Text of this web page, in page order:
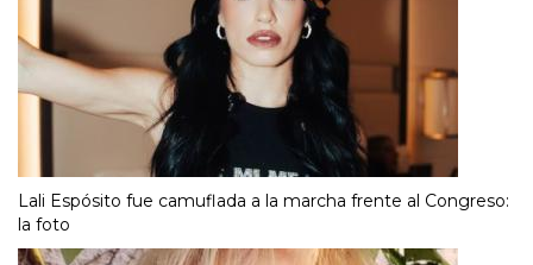
Lali Espósito fue camuflada a la marcha frente al Congreso:
la foto